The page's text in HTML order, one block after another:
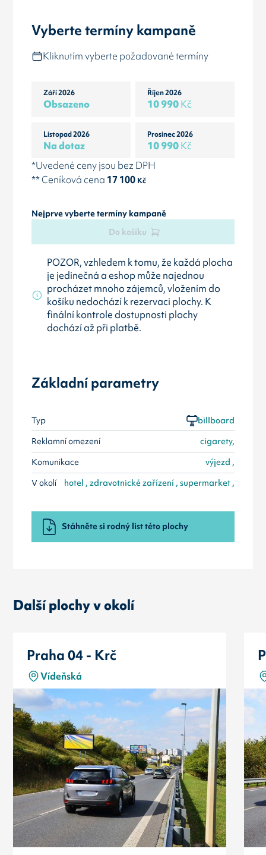
Vyberte termíny kampaně
Kliknutím vyberte požadované termíny
Září 2026
Obsazeno
Říjen 2026
10 990Kč
Listopad 2026
Na dotaz
Prosinec 2026
10 990Kč
*Uvedené ceny jsou bez DPH
** Ceníková cena 17 100Kč
Nejprve vyberte termíny kampaně
Do košíku
POZOR, vzhledem k tomu, že každá plocha
je jedinečná a eshop může najednou
procházet mnoho zájemců, vložením do
košíku nedochází k rezervaci plochy. K
finální kontrole dostupnosti plochy
dochází až při platbě.
Základní parametry
Typ
billboard
Reklamní omezení
cigarety,
Komunikace
výjezd ,
V okolí
hotel , zdravotnické zařízení , supermarket ,
Stáhněte si rodný list této plochy
Další plochy v okolí
Praha 04 - Krč
Vídeňská